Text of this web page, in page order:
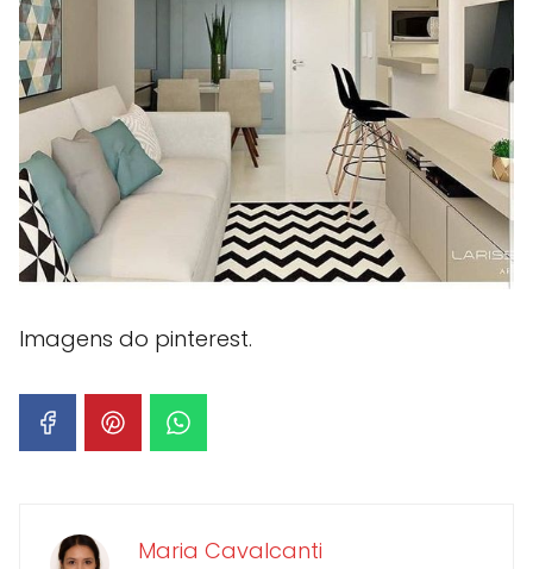
Imagens do pinterest.
Maria Cavalcanti